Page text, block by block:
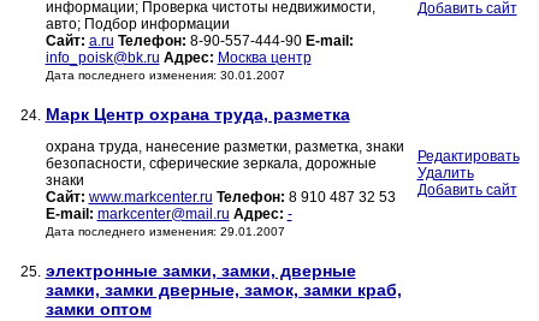
информации; Проверка чистоты недвижимости,
авто; Подбор информации
Сайт: a.ru Телефон: 8-90-557-444-90 E-mail:
info_poisk@bk.ru Адрес: Москва центр
Дата последнего изменения: 30.01.2007
Добавить сайт
24. Марк Центр охрана труда, разметка
охрана труда, нанесение разметки, разметка, знаки
безопасности, сферические зеркала, дорожные
знаки
Сайт: www.markcenter.ru Телефон: 8 910 487 32 53
E-mail: markcenter@mail.ru Адрес: -
Дата последнего изменения: 29.01.2007
Редактировать
Удалить
Добавить сайт
25. электронные замки, замки, дверные
замки, замки дверные, замок, замки краб,
замки оптом